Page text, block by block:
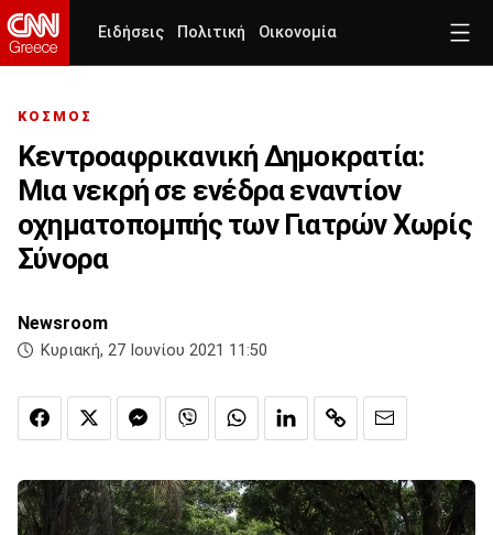
Ειδήσεις Πολιτική Οικονομία
ΚΟΣΜΟΣ
Κεντροαφρικανική Δημοκρατία:
Μια νεκρή σε ενέδρα εναντίον
οχηματοπομπής των Γιατρών Χωρίς
Σύνορα
Newsroom
Κυριακή, 27 Ιουνίου 2021 11:50